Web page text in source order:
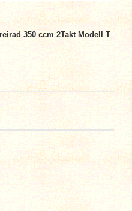
350 ccm 2Takt Modell T